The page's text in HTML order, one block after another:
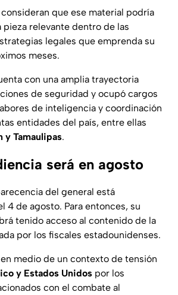
que ese material podría
relevante dentro de las
legales que emprenda su
meses.
con una amplia trayectoria
de seguridad y ocupó cargos
de inteligencia y coordinación
entidades del país, entre ellas
y Tamaulipas.
será en agosto
del general está
4 de agosto. Para entonces, su
tenido acceso al contenido de la
por los fiscales estadounidenses.
medio de un contexto de tensión
y Estados Unidos por los
con el combate al